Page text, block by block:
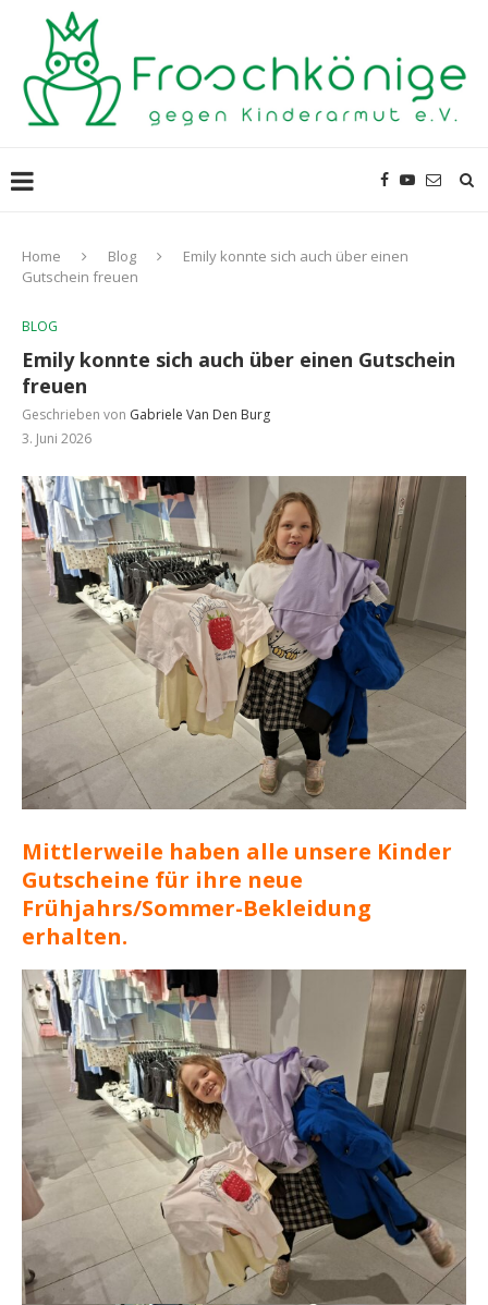
Home Blog
Emily konnte sich auch über einen
Gutschein freuen
BLOG
Emily konnte sich auch über einen Gutschein
freuen
Geschrieben von Gabriele Van Den Burg
3. Juni 2026
Mittlerweile haben alle unsere Kinder
Gutscheine für ihre neue
Frühjahrs/Sommer-Bekleidung
erhalten.